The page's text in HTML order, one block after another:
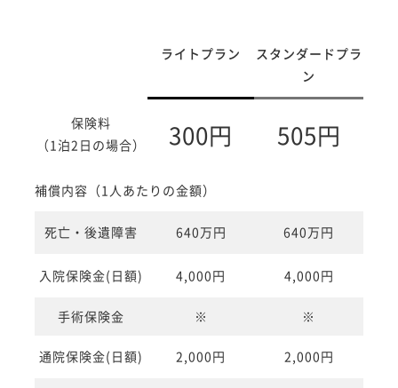
ライトプラン
スタンダードプラ
ン
保険料
（1泊2日の場合）
300円 505円
補償内容（1人あたりの金額）
死亡・後遺障害 640万円 640万円
入院保険金(日額) 4,000円 4,000円
手術保険金 ※ ※
通院保険金(日額) 2,000円 2,000円